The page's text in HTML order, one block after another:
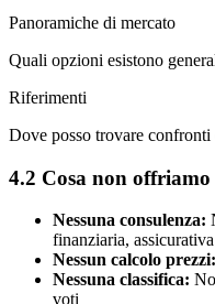
Panoramiche di mercato
Quali opzioni esistono
Riferimenti
Dove posso trovare confronti
4.2 Cosa non offriamo
Nessuna consulenza:
finanziaria,
Nessun calcolo prezzi:
Nessuna classifica:
voti